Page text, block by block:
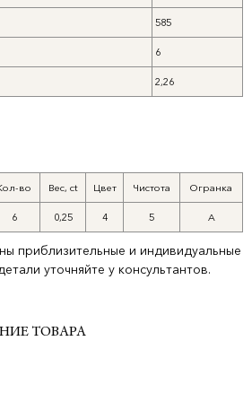
585
6
2,26
во Вес, ct Цвет Чистота Огранка
6 0,25 4 5 А
приблизительные и индивидуальные
уточняйте у консультантов.
ТОВАРА